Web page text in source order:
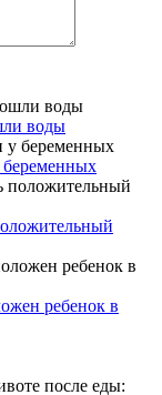
воды
ребенок в